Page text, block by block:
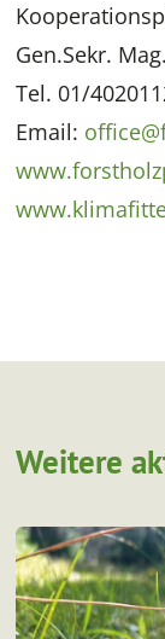
Gen.Sekr.
Tel. 01/
Email:
Weitere